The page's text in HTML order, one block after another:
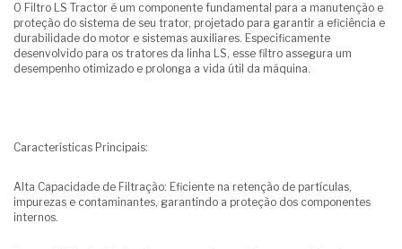
O Filtro LS Tractor é um componente fundamental para a manutenção e
proteção do sistema de seu trator, projetado para garantir a eficiência e
durabilidade do motor e sistemas auxiliares. Especificamente
desenvolvido para os tratores da linha LS, esse filtro assegura um
desempenho otimizado e prolonga a vida útil da máquina.
Características Principais:
Alta Capacidade de Filtração: Eficiente na retenção de partículas,
impurezas e contaminantes, garantindo a proteção dos componentes
internos.